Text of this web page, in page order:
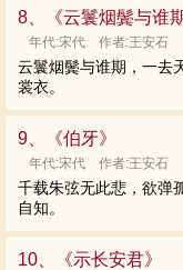
8、《云鬟烟鬓与谁期
年代:宋代 作者:王安石
云鬟烟鬓与谁期，一去
裳衣。
9、《伯牙》
年代:宋代 作者:王安石
千载朱弦无此悲，欲弹
自知。
10、《示长安君》